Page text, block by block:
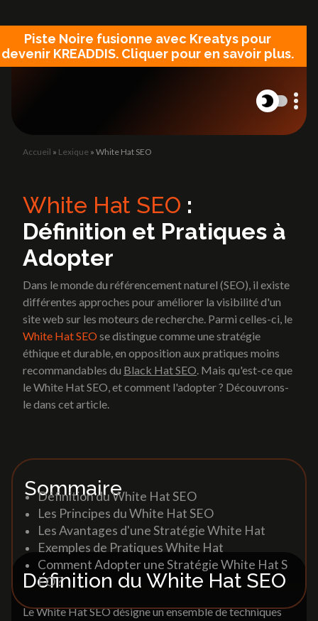
Piste Noire fusionne avec Kreatys pour
devenir KREADDIS. Cliquer pour en savoir plus.
Blog
Lexique
Création de site vitrine
Site catalogue et e-commerce
Landing Page
Refonte site internet
Web marketing
Référencement naturel/SEO
Social media
Analytics
Print et support de
communication
Brochures & Catalogues
Dépliants & Flyers
Goodies
Packaging
Signalétique
L'Agence
Blog
Lexique
Site internet
Landing Page
Refonte site internet
Web marketing
Référencement naturel/SEO
Social media
Analytics
Accueil » Lexique » White Hat SEO
White Hat SEO :
Définition et Pratiques à
Adopter
Dans le monde du référencement naturel (SEO), il existe
différentes approches pour améliorer la visibilité d'un
site web sur les moteurs de recherche. Parmi celles-ci, le
White Hat SEOse distingue comme une stratégie
éthique et durable, en opposition aux pratiques moins
recommandables du Black Hat SEO. Mais qu'est-ce que
le White Hat SEO, et comment l'adopter ? Découvrons-
le dans cet article.
Sommaire
Définition du White Hat SEO
Les Principes du White Hat SEO
Les Avantages d'une Stratégie White Hat
Exemples de Pratiques White Hat
Comment Adopter une Stratégie White Hat S
EO ?
Définition du White Hat SEO
Le White Hat SEO désigne un ensemble de techniques